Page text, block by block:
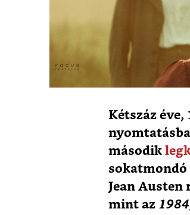
Kétszáz
második
sokatmondó
Jean Austen
mint az